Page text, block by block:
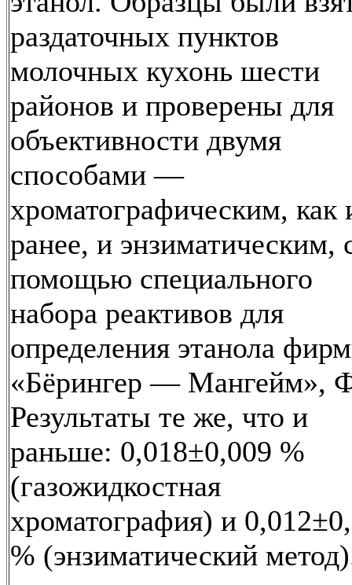
раздаточных пунктов
молочных кухонь шести
районов и проверены для
объективности двумя
способами —
хроматографическим, как
ранее, и энзиматическим,
помощью специального
набора реактивов для
определения этанола
«Бёрингер — Мангейм»,
Результаты те же, что и
раньше: 0,018±0,009 %
(газожидкостная
хроматография) и
% (энзиматический